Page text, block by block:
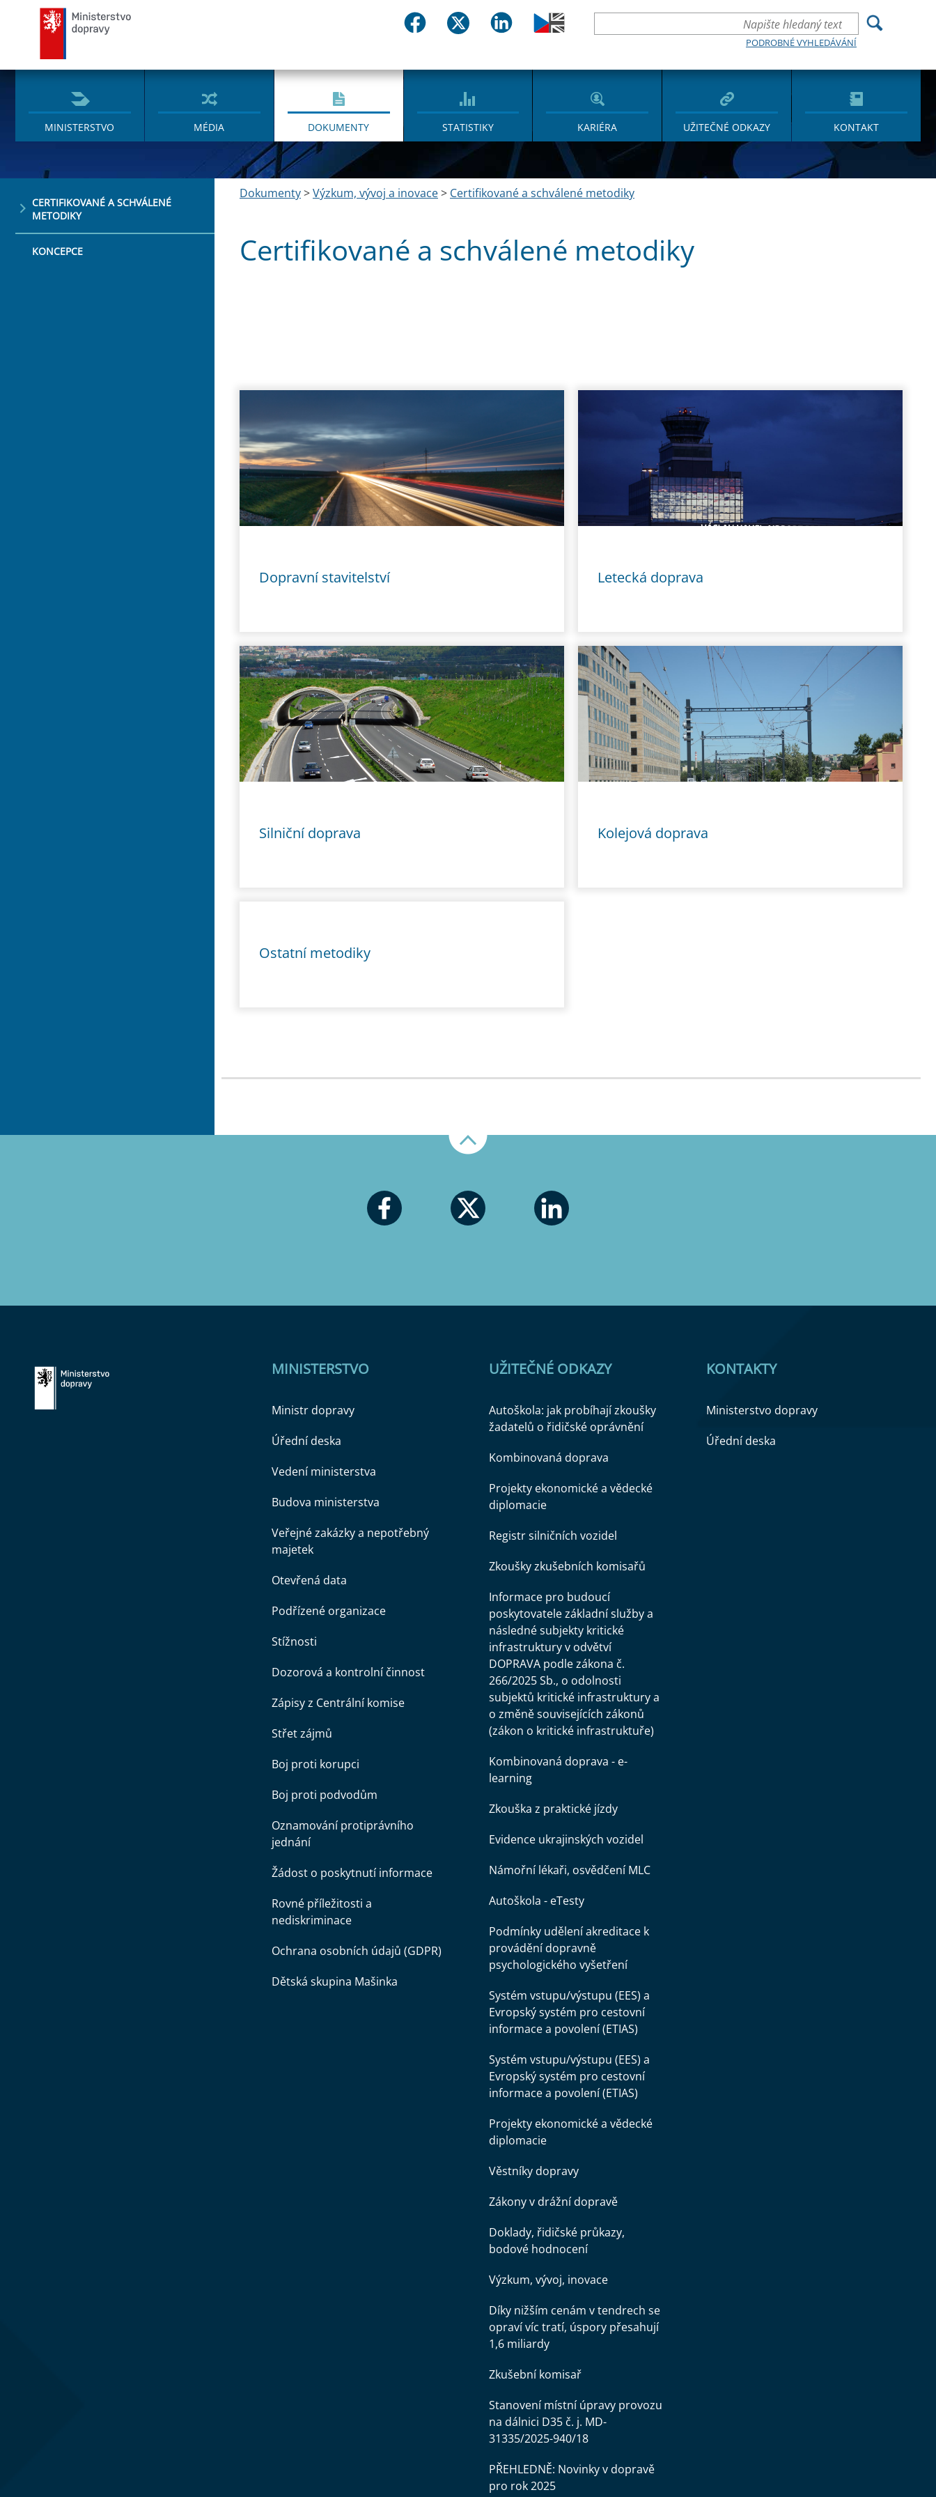
PODROBNÉ VYHLEDÁVÁNÍ
MINISTERSTVO MÉDIA DOKUMENTY STATISTIKY KARIÉRA UŽITEČNÉ ODKAZY KONTAKT
CERTIFIKOVANÉ A SCHVÁLENÉ
METODIKY
KONCEPCE
Dokumenty>Výzkum, vývoj a inovace> Certifikované a schválené metodiky
Certifikované a schválené metodiky
Dopravní stavitelství Letecká doprava
Silniční doprava Kolejová doprava
Ostatní metodiky
MINISTERSTVO
Ministr dopravy
Úřední deska
Vedení ministerstva
Budova ministerstva
Veřejné zakázky a nepotřebný
majetek
Otevřená data
Podřízené organizace
Stížnosti
Dozorová a kontrolní činnost
Zápisy z Centrální komise
Střet zájmů
Boj proti korupci
Boj proti podvodům
Oznamování protiprávního
jednání
Žádost o poskytnutí informace
Rovné příležitosti a
nediskriminace
Ochrana osobních údajů (GDPR)
Dětská skupina Mašinka
UŽITEČNÉ ODKAZY
Autoškola: jak probíhají zkoušky
žadatelů o řidičské oprávnění
Kombinovaná doprava
Projekty ekonomické a vědecké
diplomacie
Registr silničních vozidel
Zkoušky zkušebních komisařů
Informace pro budoucí
poskytovatele základní služby a
následné subjekty kritické
infrastruktury v odvětví
DOPRAVA podle zákona č.
266/2025 Sb., o odolnosti
subjektů kritické infrastruktury a
o změně souvisejících zákonů
(zákon o kritické infrastruktuře)
Kombinovaná doprava - e-
learning
Zkouška z praktické jízdy
Evidence ukrajinských vozidel
Námořní lékaři, osvědčení MLC
Autoškola - eTesty
Podmínky udělení akreditace k
provádění dopravně
psychologického vyšetření
Systém vstupu/výstupu (EES) a
Evropský systém pro cestovní
informace a povolení (ETIAS)
Systém vstupu/výstupu (EES) a
Evropský systém pro cestovní
informace a povolení (ETIAS)
Projekty ekonomické a vědecké
diplomacie
Věstníky dopravy
Zákony v drážní dopravě
Doklady, řidičské průkazy,
bodové hodnocení
Výzkum, vývoj, inovace
Díky nižším cenám v tendrech se
opraví víc tratí, úspory přesahují
1,6 miliardy
Zkušební komisař
Stanovení místní úpravy provozu
na dálnici D35 č. j. MD-
31335/2025-940/18
PŘEHLEDNĚ: Novinky v dopravě
pro rok 2025
KONTAKTY
Ministerstvo dopravy
Úřední deska